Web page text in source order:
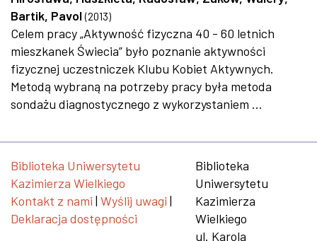
Bartik, Pavol (2013)
Celem pracy „Aktywność fizyczna 40 - 60 letnich
mieszkanek Świecia” było poznanie aktywności
fizycznej uczestniczek Klubu Kobiet Aktywnych.
Metodą wybraną na potrzeby pracy była metoda
sondażu diagnostycznego z wykorzystaniem ...
Biblioteka Uniwersytetu
Kazimierza Wielkiego
Kontakt z nami | Wyślij uwagi |
Deklaracja dostępności
Biblioteka
Uniwersytetu
Kazimierza
Wielkiego
ul. Karola